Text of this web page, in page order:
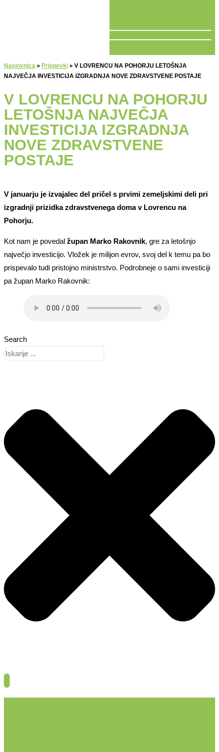
Naslovnica » Prispevki » V LOVRENCU NA POHORJU LETOŠNJA
NAJVEČJA INVESTICIJA IZGRADNJA NOVE ZDRAVSTVENE POSTAJE
V LOVRENCU NA POHORJU
LETOŠNJA NAJVEČJA
INVESTICIJA IZGRADNJA
NOVE ZDRAVSTVENE
POSTAJE
V januarju je izvajalec del pričel s prvimi zemeljskimi deli pri
izgradnji prizidka zdravstvenega doma v Lovrencu na
Pohorju.
Kot nam je povedal župan Marko Rakovnik, gre za letošnjo
največjo investicijo. Vložek je milijon evrov, svoj del k temu pa bo
prispevalo tudi pristojno ministrstvo. Podrobneje o sami investiciji
pa župan Marko Rakovnik:
Search